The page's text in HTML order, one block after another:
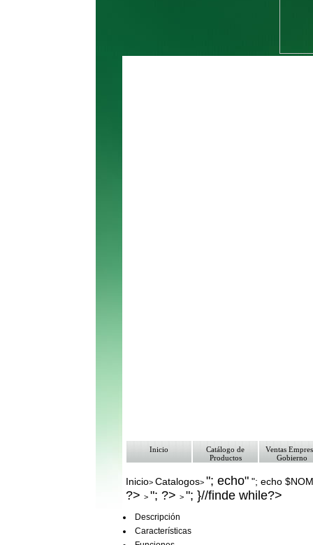
Inicio
Catálogo de
Productos
Ventas
Gobierno
Inicio>Catalogos> "; echo" "; echo
?>> "; ?>> "; }//finde while?>
Descripción
Características